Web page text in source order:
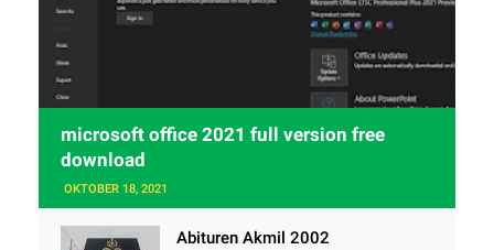
microsoft office 2021 full version free
download
OKTOBER 18, 2021
Abituren Akmil 2002